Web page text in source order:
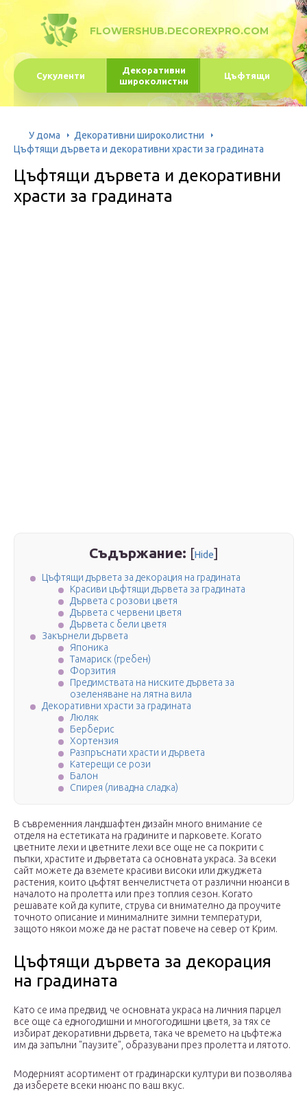
FLOWERSHUB.DECOREXPRO.COM
Сукуленти
Декоративни
широколистни
Цъфтящи
У дома
Декоративни широколистни
Цъфтящи дървета и декоративни храсти за градината
Цъфтящи дървета и декоративни
храсти за градината
Съдържание: [Hide]
Цъфтящи дървета за декорация на градината
Красиви цъфтящи дървета за градината
Дървета с розови цветя
Дървета с червени цветя
Дървета с бели цветя
Закърнели дървета
Японика
Тамариск (гребен)
Форзития
Предимствата на ниските дървета за
озеленяване на лятна вила
Декоративни храсти за градината
Люляк
Берберис
Хортензия
Разпръснати храсти и дървета
Катерещи се рози
Балон
Спирея (ливадна сладка)
В съвременния ландшафтен дизайн много внимание се
отделя на естетиката на градините и парковете. Когато
цветните лехи и цветните лехи все още не са покрити с
пъпки, храстите и дърветата са основната украса. За всеки
сайт можете да вземете красиви високи или джуджета
растения, които цъфтят венчелистчета от различни нюанси в
началото на пролетта или през топлия сезон. Когато
решавате кой да купите, струва си внимателно да проучите
точното описание и минималните зимни температури,
защото някои може да не растат повече на север от Крим.
Цъфтящи дървета за декорация
на градината
Като се има предвид, че основната украса на личния парцел
все още са едногодишни и многогодишни цветя, за тях се
избират декоративни дървета, така че времето на цъфтежа
им да запълни "паузите", образувани през пролетта и лятото.
Модерният асортимент от градинарски култури ви позволява
да изберете всеки нюанс по ваш вкус.